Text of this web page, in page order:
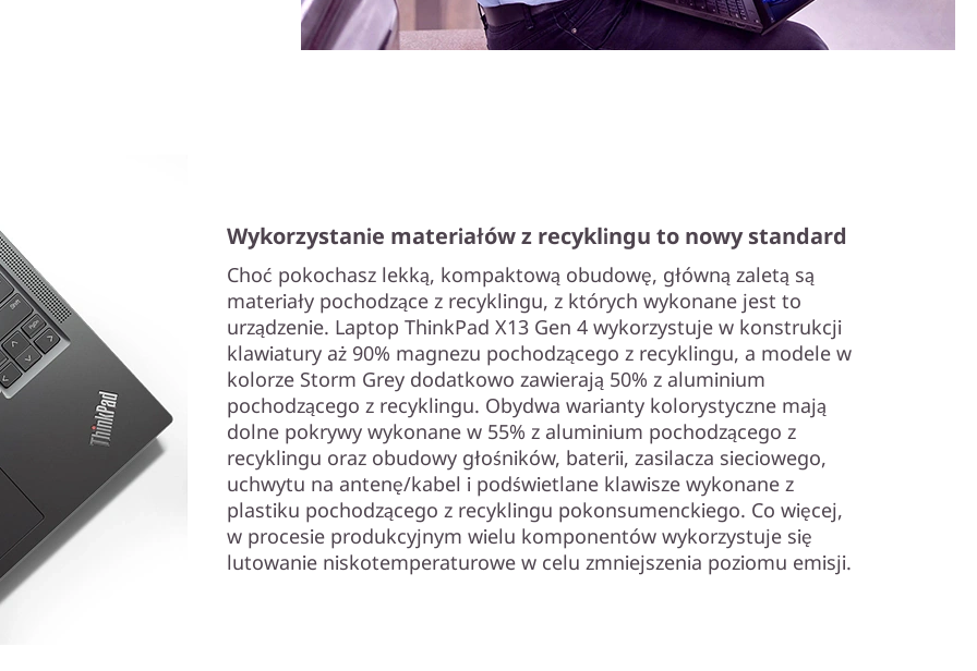
Wykorzystanie materiałów z recyklingu to nowy standard
Choć pokochasz lekką, kompaktową obudowę, główną zaletą są
materiały pochodzące z recyklingu, z których wykonane jest to
urządzenie. Laptop ThinkPad X13 Gen 4 wykorzystuje w konstrukcji
klawiatury aż 90% magnezu pochodzącego z recyklingu, a modele w
kolorze Storm Grey dodatkowo zawierają 50% z aluminium
pochodzącego z recyklingu. Obydwa warianty kolorystyczne mają
dolne pokrywy wykonane w 55% z aluminium pochodzącego z
recyklingu oraz obudowy głośników, baterii, zasilacza sieciowego,
uchwytu na antenę/kabel i podświetlane klawisze wykonane z
plastiku pochodzącego z recyklingu pokonsumenckiego. Co więcej,
w procesie produkcyjnym wielu komponentów wykorzystuje się
lutowanie niskotemperaturowe w celu zmniejszenia poziomu emisji.